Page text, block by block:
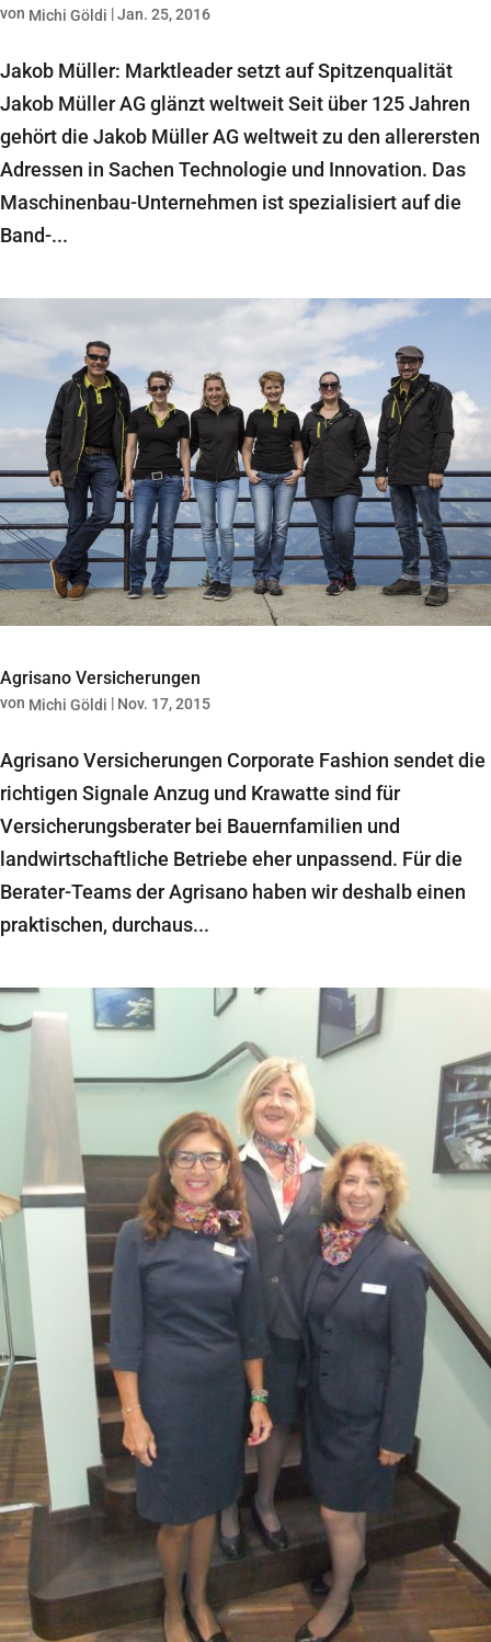
von Michi Göldi |Jan. 25, 2016
Jakob Müller: Marktleader setzt auf Spitzenqualität
Jakob Müller AG glänzt weltweit Seit über 125 Jahren
gehört die Jakob Müller AG weltweit zu den allerersten
Adressen in Sachen Technologie und Innovation. Das
Maschinenbau-Unternehmen ist spezialisiert auf die
Band-...
Agrisano Versicherungen
von Michi Göldi | Nov. 17, 2015
Agrisano Versicherungen Corporate Fashion sendet die
richtigen Signale Anzug und Krawatte sind für
Versicherungsberater bei Bauernfamilien und
landwirtschaftliche Betriebe eher unpassend. Für die
Berater-Teams der Agrisano haben wir deshalb einen
praktischen, durchaus...